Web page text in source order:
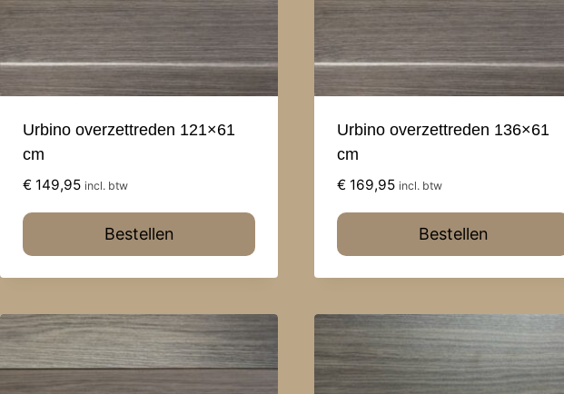
Urbino overzettreden 121×61
cm
€ 149,95 incl. btw
Bestellen
Urbino overzettreden 136×61
cm
€ 169,95 incl. btw
Bestellen